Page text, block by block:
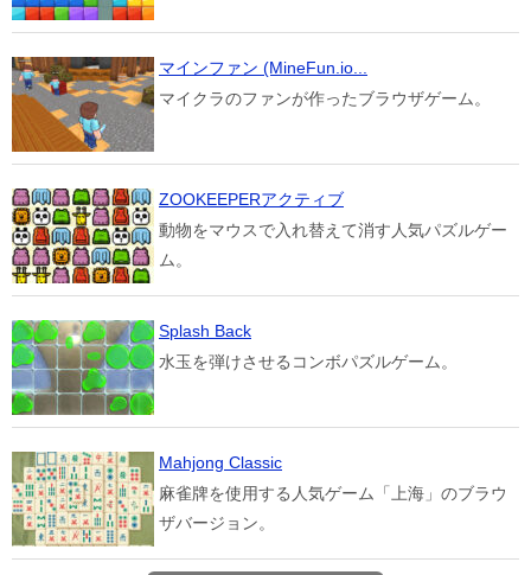
マインファン (MineFun.io...
マイクラのファンが作ったブラウザゲーム。
ZOOKEEPERアクティブ
動物をマウスで入れ替えて消す人気パズルゲー
ム。
Splash Back
水玉を弾けさせるコンボパズルゲーム。
Mahjong Classic
麻雀牌を使用する人気ゲーム「上海」のブラウ
ザバージョン。